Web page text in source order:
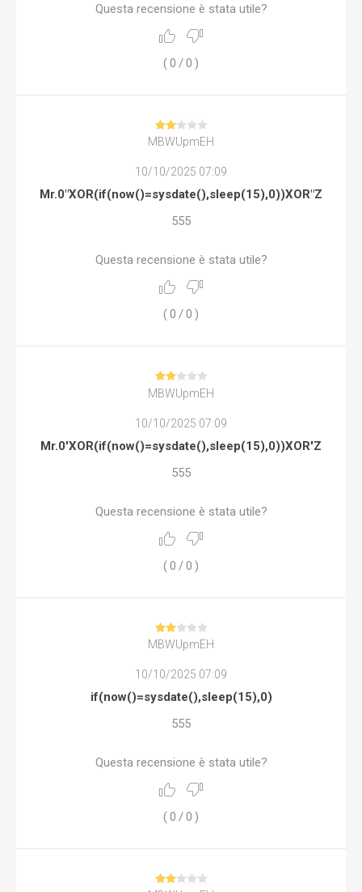
Questa recensione è stata utile?
(0 /0 )
MBWUpmEH
10/10/2025 07:09
Mr.0"XOR(if(now()=sysdate(),sleep(15),0))XOR"Z
555
Questa recensione è stata utile?
(0 /0 )
MBWUpmEH
10/10/2025 07:09
Mr.0'XOR(if(now()=sysdate(),sleep(15),0))XOR'Z
555
Questa recensione è stata utile?
(0 /0 )
MBWUpmEH
10/10/2025 07:09
if(now()=sysdate(),sleep(15),0)
555
Questa recensione è stata utile?
(0 /0 )